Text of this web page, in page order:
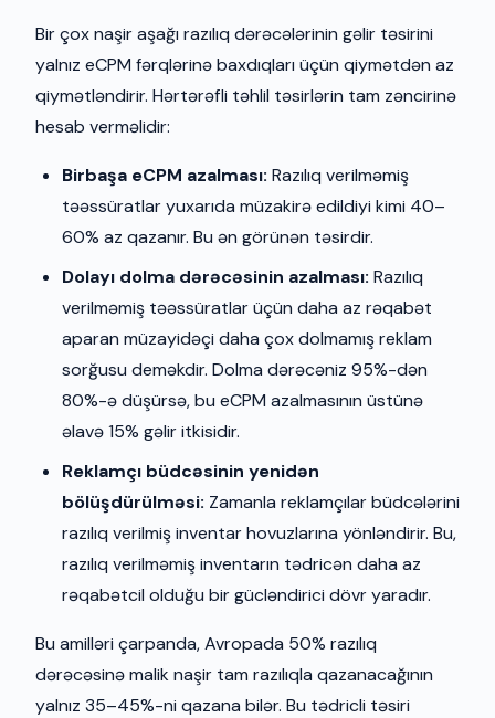
Bir çox naşir aşağı razılıq dərəcələrinin gəlir təsirini
yalnız eCPM fərqlərinə baxdıqları üçün qiymətdən az
qiymətləndirir. Hərtərəfli təhlil təsirlərin tam zəncirinə
hesab verməlidir:
Birbaşa eCPM azalması: Razılıq verilməmiş
təəssüratlar yuxarıda müzakirə edildiyi kimi 40–
60% az qazanır. Bu ən görünən təsirdir.
Dolayı dolma dərəcəsinin azalması: Razılıq
verilməmiş təəssüratlar üçün daha az rəqabət
aparan müzayidəçi daha çox dolmamış reklam
sorğusu deməkdir. Dolma dərəcəniz 95%-dən
80%-ə düşürsə, bu eCPM azalmasının üstünə
əlavə 15% gəlir itkisidir.
Reklamçı büdcəsinin yenidən
bölüşdürülməsi: Zamanla reklamçılar büdcələrini
razılıq verilmiş inventar hovuzlarına yönləndirir. Bu,
razılıq verilməmiş inventarın tədricən daha az
rəqabətcil olduğu bir gücləndirici dövr yaradır.
Bu amilləri çarpanda, Avropada 50% razılıq
dərəcəsinə malik naşir tam razılıqla qazanacağının
yalnız 35–45%-ni qazana bilər. Bu tədricli təsiri